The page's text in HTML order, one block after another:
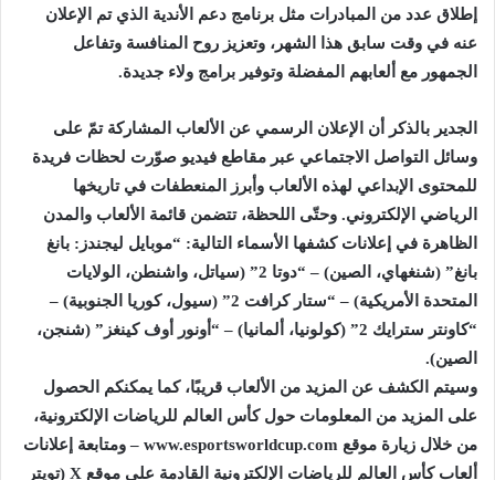
إطلاق عدد من المبادرات مثل برنامج دعم الأندية الذي تم الإعلان
عنه في وقت سابق هذا الشهر، وتعزيز روح المنافسة وتفاعل
الجمهور مع ألعابهم المفضلة وتوفير برامج ولاء جديدة.
الجدير بالذكر أن الإعلان الرسمي عن الألعاب المشاركة تمّ على
وسائل التواصل الاجتماعي عبر مقاطع فيديو صوّرت لحظات فريدة
للمحتوى الإبداعي لهذه الألعاب وأبرز المنعطفات في تاريخها
الرياضي الإلكتروني. وحتّى اللحظة، تتضمن قائمة الألعاب والمدن
الظاهرة في إعلانات كشفها الأسماء التالية: “موبايل ليجندز: بانغ
بانغ” (شنغهاي، الصين) – “دوتا 2” (سياتل، واشنطن، الولايات
المتحدة الأمريكية) – “ستار كرافت 2” (سيول، كوريا الجنوبية) –
“كاونتر سترايك 2” (كولونيا، ألمانيا) – “أونور أوف كينغز” (شنجن،
الصين).
وسيتم الكشف عن المزيد من الألعاب قريبًا، كما يمكنكم الحصول
على المزيد من المعلومات حول كأس العالم للرياضات الإلكترونية،
من خلال زيارة موقع www.esportsworldcup.com – ومتابعة إعلانات
ألعاب كأس العالم للرياضات الإلكترونية القادمة على موقع X (تويتر